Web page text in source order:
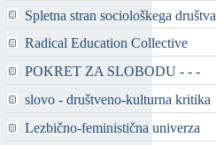
Spletna stran sociološkega društva
Radical Education Collective
POKRET ZA SLOBODU - - -
slovo - društveno-kulturna kritika
Lezbično-feministična univerza